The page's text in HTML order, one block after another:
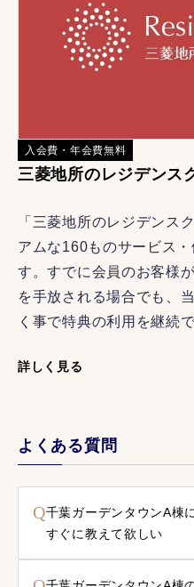
入会費・年会費無料
三菱地所のレジデンス
「三菱地所のレジデンス
アムな160ものサービス
す。すでに会員のお客様
を手放される場合でも、
く事で特典の利用を継続
詳しく見る
よくある質問
Q千葉ガーデンタウンA棟
すぐに教えて欲しい